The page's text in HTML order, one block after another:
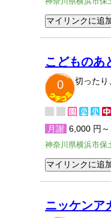
こどものあ
0
切ったり
月謝 6,000 円～
神奈川県横浜市保
ニッケンア